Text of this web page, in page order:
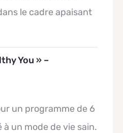
le cadre apaisant
You » –
un programme de 6
un mode de vie sain.